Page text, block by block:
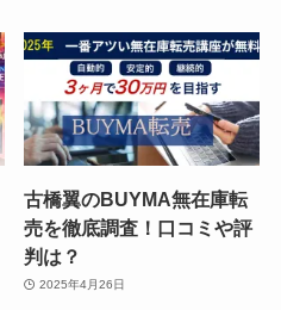
古橋翼のBUYMA無在庫転
売を徹底調査！口コミや評
判は？
2025年4月26日